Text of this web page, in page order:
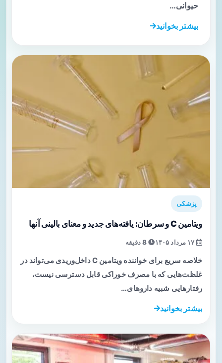
حیوانی…
بیشتر بخوانید
پزشکی
ویتامین C و سرطان: یافته‌های جدید و معنای بالینی آنها
8 دقیقه
خلاصه سریع برای خواننده ویتامین C داخل‌وریدی می‌تواند در
غلظت‌هایی که با مصرف خوراکی قابل دسترسی نیست،
رفتارهایی شبیه داروهای…
بیشتر بخوانید